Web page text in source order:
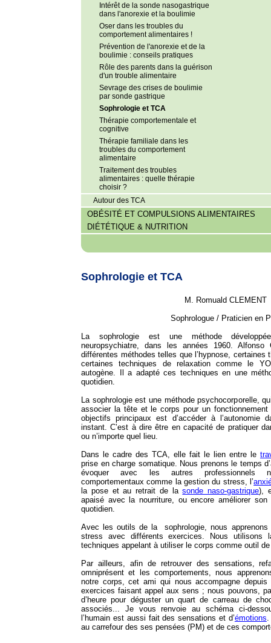
Intérêt de la sonde nasogastrique
dans l'anorexie et la boulimie
Oser dans les troubles du
comportement alimentaires !
Prévention de l'anorexie et de la
boulimie : conseils pratiques
Rôle des parents dans la guérison
d'un trouble alimentaire
Sevrage des crises de boulimie
par sonde gastrique
Sophrologie et TCA
Thérapie comportementale et
cognitive
Thérapie familiale dans les
troubles du comportement
alimentaire
Traitement des troubles
alimentaires : quelle thérapie
choisir ?
Autour des TCA
OBÉSITÉ ET COMPULSIONS ALIMENTAIRES
DIÉTÉTIQUE & NUTRITION
Sophrologie et TCA
M. Romuald CLEMENT
Sophrologue / Praticien en
La sophrologie est une méthode
neuropsychiatre, dans les années 1960. Alfonso
différentes méthodes telles que l’hypnose, certaines
certaines techniques de relaxation comme le
autogène. Il a adapté ces techniques en une
quotidien.
La sophrologie est une méthode psychocorporelle,
associer la tête et le corps pour un
objectifs principaux est d’accéder à l’autonomie
instant. C’est à dire être en capacité de pratiquer
ou n’importe quel lieu.
Dans le cadre des TCA, elle fait le lien entre le
prise en charge somatique. Nous prenons le temps
évoquer avec les autres professionnels
comportementaux comme la gestion du stress, l’
la pose et au retrait de lasonde naso-gastrique),
apaisé avec la nourriture, ou encore améliorer son
quotidien.
Avec les outils de la sophrologie, nous
stress avec différents exercices. Nous
techniques appelant à utiliser le corps comme outil
Par ailleurs, afin de retrouver des sensations,
omniprésent et les comportements, nous
notre corps, cet ami qui nous accompagne
exercices faisant appel aux sens ; nous pouvons,
d’heure pour déguster un quart de carreau de
associés... Je vous renvoie au schéma ci-
l’humain est aussi fait des sensations et d’émotions.
au carrefour des ses pensées (PM) et de ces